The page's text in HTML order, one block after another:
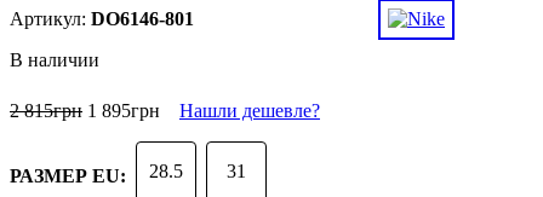
DO6146-801
В наличии
2 815грн 1 895грн Нашли дешевле?
РАЗМЕР EU: 28.5 31